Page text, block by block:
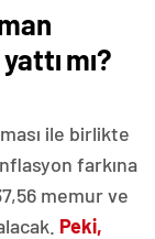
mı?
ile birlikte
farkına
memur ve
Peki,